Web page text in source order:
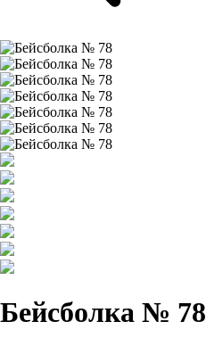
Бейсболка № 78